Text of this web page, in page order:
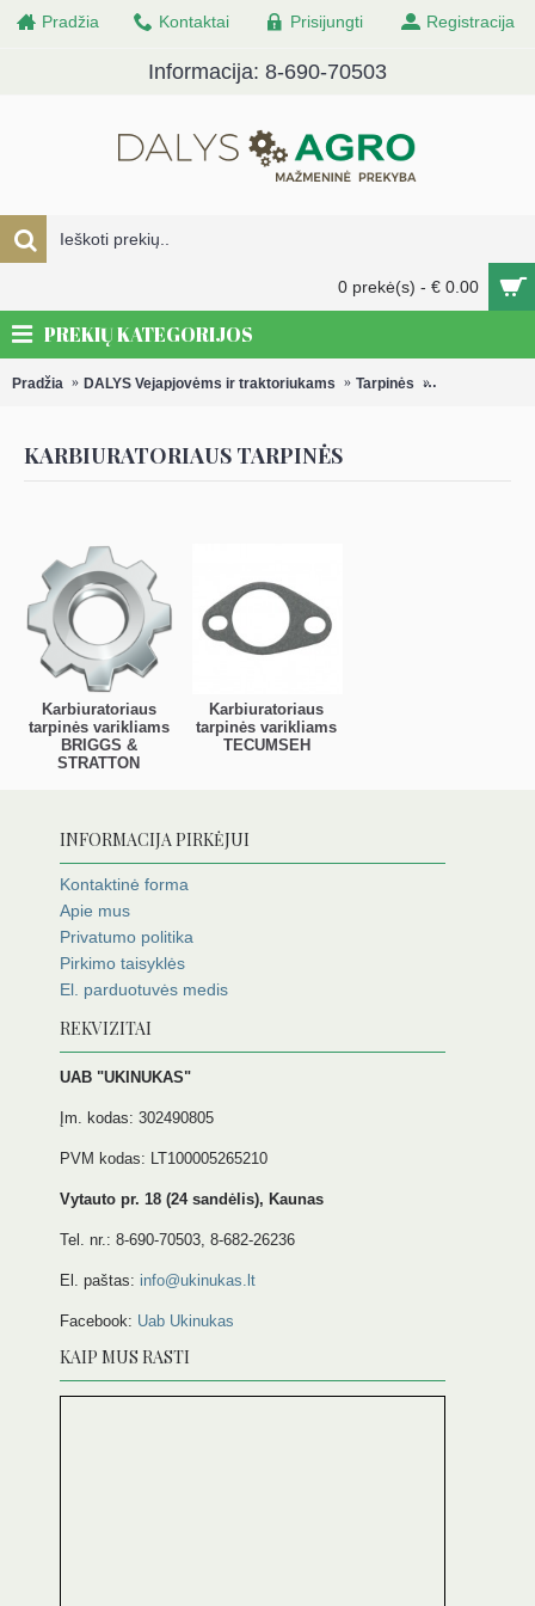
Pradžia Kontaktai Prisijungti Registracija
Informacija: 8-690-70503
0 prekė(s) - € 0.00
PREKIŲ KATEGORIJOS
Pradžia DALYS Vejapjovėms ir traktoriukams Tarpinės
KARBIURATORIAUS TARPINĖS
Karbiuratoriaus
tarpinės varikliams
BRIGGS &
STRATTON
Karbiuratoriaus
tarpinės varikliams
TECUMSEH
INFORMACIJA PIRKĖJUI
Kontaktinė forma
Apie mus
Privatumo politika
Pirkimo taisyklės
El. parduotuvės medis
REKVIZITAI
UAB "UKINUKAS"
Įm. kodas: 302490805
PVM kodas: LT100005265210
Vytauto pr. 18 (24 sandėlis), Kaunas
Tel. nr.: 8-690-70503, 8-682-26236
El. paštas: info@ukinukas.lt
Facebook: Uab Ukinukas
KAIP MUS RASTI